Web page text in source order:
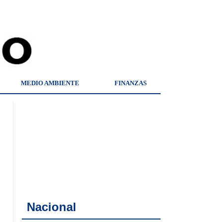
MEDIO AMBIENTE FINANZAS
Nacional